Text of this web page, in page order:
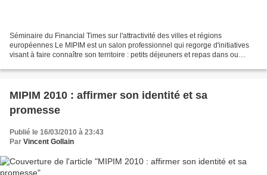
Séminaire du Financial Times sur l'attractivité des villes et régions
européennes Le MIPIM est un salon professionnel qui regorge d'initiatives
visant à faire connaître son territoire : petits déjeuners et repas dans ou
MIPIM 2010 : affirmer son identité et sa
promesse
Publié le 16/03/2010 à 23:43
Par Vincent Gollain